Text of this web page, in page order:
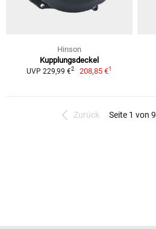
Hinson
Kupplungsdeckel
UVP 229,99 €2 208,85 €1
Zurück Seite 1 von 9